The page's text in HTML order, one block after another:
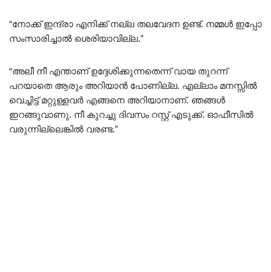
“നോക്ക് ഇന്ദ്രാ എനിക്ക് നല്ല തലവേദന ഉണ്ട്. നമ്മൾ ഇപ്പോ
സംസാരിച്ചാൽ ശെരിയാവില്ല.”
“അലീ നീ എന്താണ് ഉദ്ദേശിക്കുന്നതെന്ന് വായ തുറന്ന്
പറയാതെ ആരും അറിയാൻ പോണില്ല. എല്ലാം മനസ്സിൽ
വെച്ചിട്ട് മറ്റുള്ളവർ എങ്ങനെ അറിയാനാണ്. ഞങ്ങൾ
ഇറങ്ങുവാണു. നീ കുറച്ചു ദിവസം റസ്റ്റ്‌ എടുക്ക്. ഓഫീസിൽ
വരുന്നില്ലെങ്കിൽ വരണ്ട.”